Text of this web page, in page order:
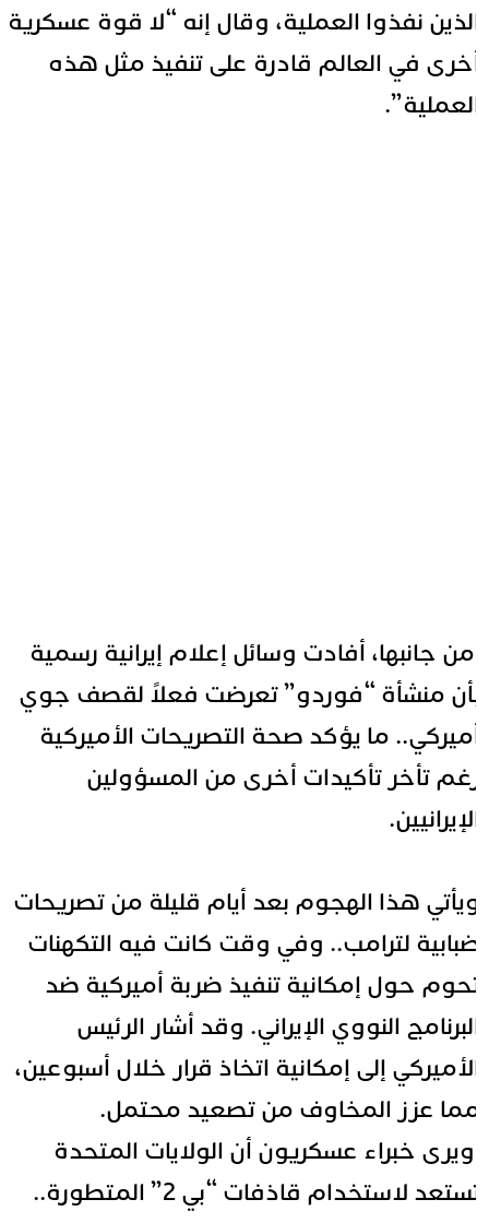
نفذوا العملية، وقال إنه “لا قوة عسكرية
في العالم قادرة على تنفيذ مثل هذه
من جانبها، أفادت وسائل إعلام إيرانية رسمية
منشأة “فوردو” تعرضت فعلاً لقصف جوي
ما يؤكد صحة التصريحات الأميركية
تأخر تأكيدات أخرى من المسؤولين
هذا الهجوم بعد أيام قليلة من تصريحات
لترامب.. وفي وقت كانت فيه التكهنات
حول إمكانية تنفيذ ضربة أميركية ضد
النووي الإيراني. وقد أشار الرئيس
إلى إمكانية اتخاذ قرار خلال أسبوعين،
عزز المخاوف من تصعيد محتمل.
ويرى خبراء عسكريون أن الولايات المتحدة
تستعد لاستخدام قاذفات “بي 2” المتطورة..